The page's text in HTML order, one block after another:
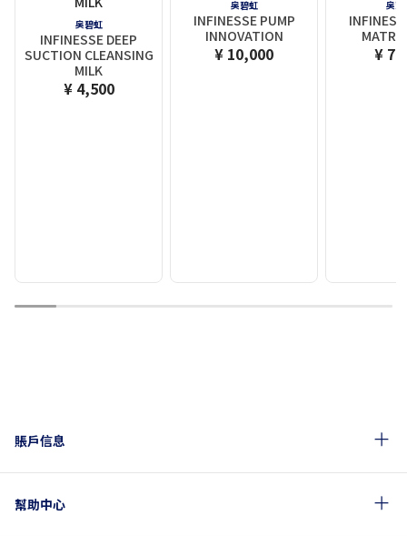
奥碧虹
INFINESSE DEEP
SUCTION CLEANSING
MILK
¥ 4,500
奥碧虹
INFINESSE PUMP
INNOVATION
¥ 10,000
奥碧
¥
1 2 3 4 5 6 7 8 9
賬戶信息
幫助中心